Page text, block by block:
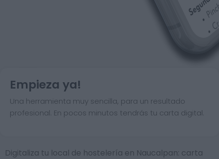
Empieza ya!
Una herramienta muy sencilla, para un resultado
profesional. En pocos minutos tendrás tu carta digital.
Digitaliza tu local de hostelería en Naucalpan: carta